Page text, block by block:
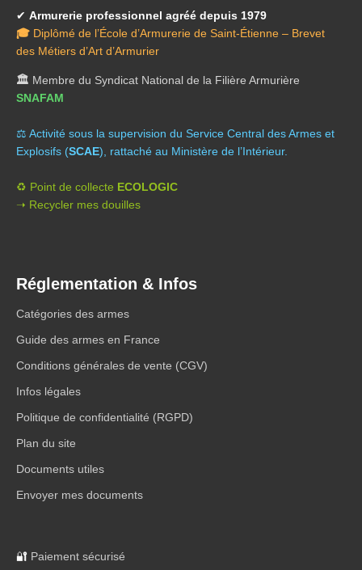
✔ Armurerie professionnel agréé depuis 1979
🎓 Diplômé de l’École d’Armurerie de Saint-Étienne – Brevet
des Métiers d’Art d’Armurier
🏛️ Membre du Syndicat National de la Filière Armurière
SNAFAM
⚖️ Activité sous la supervision du Service Central des Armes et
Explosifs (SCAE), rattaché au Ministère de l’Intérieur.
♻️ Point de collecte ECOLOGIC
➝ Recycler mes douilles
Réglementation & Infos
Catégories des armes
Guide des armes en France
Conditions générales de vente (CGV)
Infos légales
Politique de confidentialité (RGPD)
Plan du site
Documents utiles
Envoyer mes documents
🔐 Paiement sécurisé